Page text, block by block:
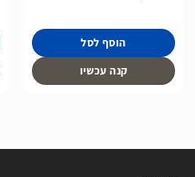
הוסף לסל
קנה עכשיו